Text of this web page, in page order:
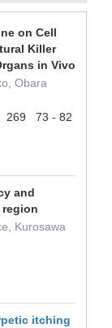
on Cell
Killer
in Vivo
Obara
269 73 - 82
and
Kurosawa
itching